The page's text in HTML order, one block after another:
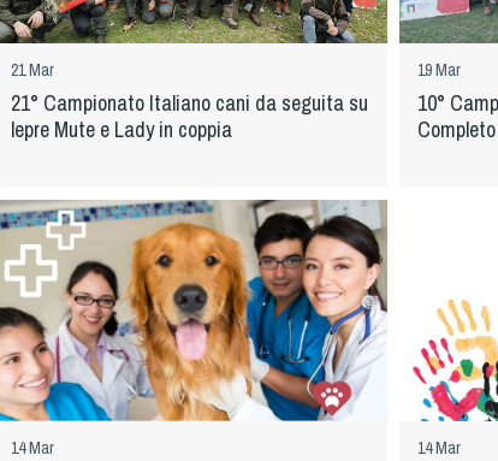
21 Mar
21° Campionato Italiano cani da seguita su
lepre Mute e Lady in coppia
19 Mar
10°
14 Mar 14 Mar